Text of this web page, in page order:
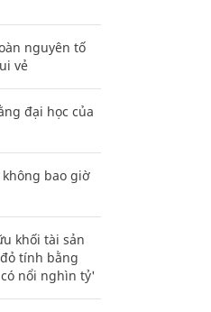
nguyên tố
vẻ
đại học của
bao giờ
khối tài sản
tính bằng
nổi nghìn tỷ'